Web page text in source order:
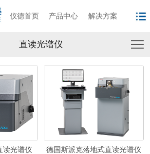
仪德首页 产品中心 解决方案
直读光谱仪
读光谱仪
德国斯派克落地式直读光谱仪